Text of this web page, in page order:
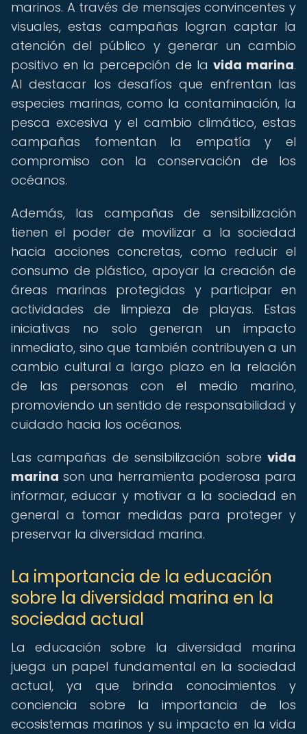
marinos. A través de mensajes convincentes y
visuales, estas campañas logran captar la
atención del público y generar un cambio
positivo en la percepción de la vida marina.
Al destacar los desafíos que enfrentan las
especies marinas, como la contaminación, la
pesca excesiva y el cambio climático, estas
campañas fomentan la empatía y el
compromiso con la conservación de los
océanos.
Además, las campañas de sensibilización
tienen el poder de movilizar a la sociedad
hacia acciones concretas, como reducir el
consumo de plástico, apoyar la creación de
áreas marinas protegidas y participar en
actividades de limpieza de playas. Estas
iniciativas no solo generan un impacto
inmediato, sino que también contribuyen a un
cambio cultural a largo plazo en la relación
de las personas con el medio marino,
promoviendo un sentido de responsabilidad y
cuidado hacia los océanos.
Las campañas de sensibilización sobre vida
marina son una herramienta poderosa para
informar, educar y motivar a la sociedad en
general a tomar medidas para proteger y
preservar la diversidad marina.
La importancia de la educación
sobre la diversidad marina en la
sociedad actual
La educación sobre la diversidad marina
juega un papel fundamental en la sociedad
actual, ya que brinda conocimientos y
conciencia sobre la importancia de los
ecosistemas marinos y su impacto en la vida